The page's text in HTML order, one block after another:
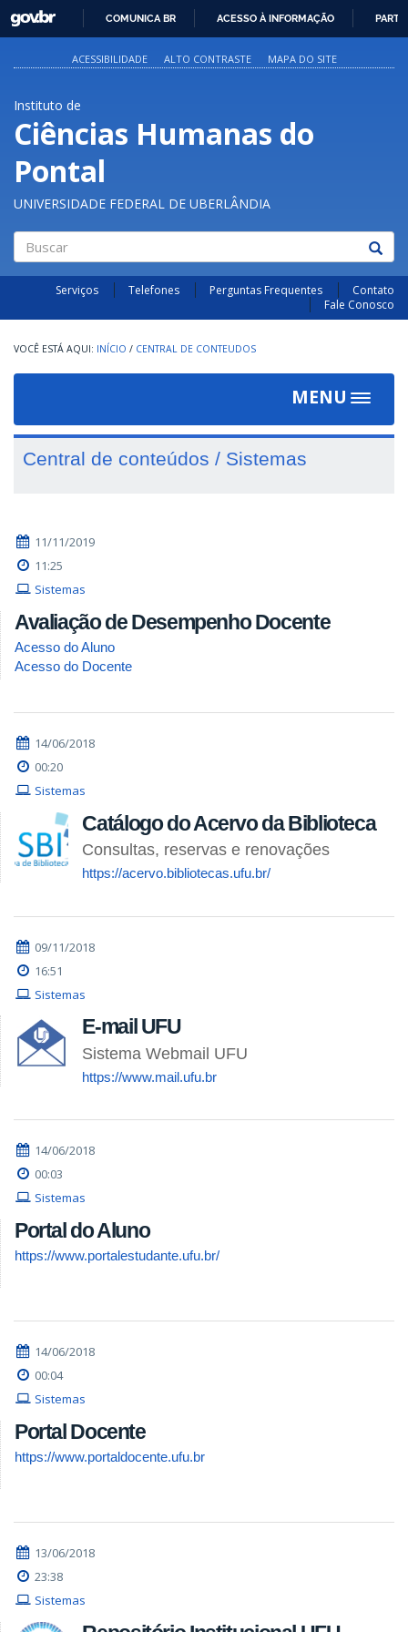
PARA
O
GOVBR
COMUNICA BR ACESSO À INFORMAÇÃO
ACESSIBILIDADE ALTO CONTRASTE MAPA DO SITE
Instituto de
Ciências Humanas do
Pontal
UNIVERSIDADE FEDERAL DE UBERLÂNDIA
Buscar
Serviços Telefones Perguntas Frequentes
Contato
Fale Conosco
INÍCIO / CENTRAL DE CONTEUDOS
MENU
Toggle
Central de conteúdos / Sistemas
11/11/2019
11:25
Sistemas
Avaliação de Desempenho Docente
Acesso do Aluno
Acesso do Docente
14/06/2018
00:20
Sistemas
Catálogo do Acervo da Biblioteca
Consultas, reservas e renovações
https://acervo.bibliotecas.ufu.br/
09/11/2018
16:51
Sistemas
E-mail UFU
Sistema Webmail UFU
https://www.mail.ufu.br
14/06/2018
00:03
Sistemas
Portal do Aluno
https://www.portalestudante.ufu.br/
14/06/2018
00:04
Sistemas
Portal Docente
https://www.portaldocente.ufu.br
13/06/2018
23:38
Sistemas